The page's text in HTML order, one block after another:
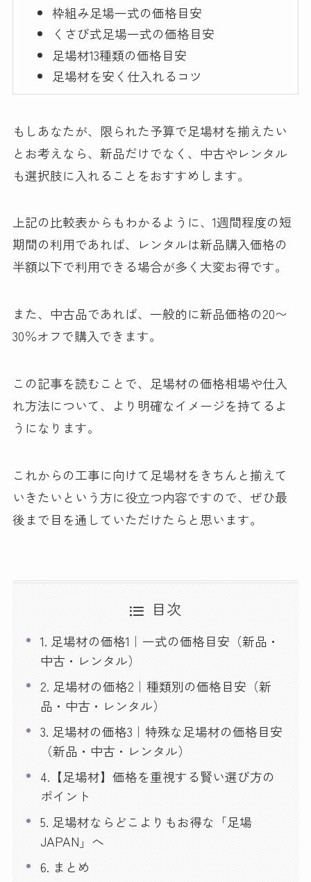
枠組み足場一式の価格目安
くさび式足場一式の価格目安
足場材13種類の価格目安
足場材を安く仕入れるコツ
もしあなたが、限られた予算で足場材を揃えたい
とお考えなら、新品だけでなく、中古やレンタル
も選択肢に入れることをおすすめします。
上記の比較表からもわかるように、1週間程度の短
期間の利用であれば、レンタルは新品購入価格の
半額以下で利用できる場合が多く大変お得です。
また、中古品であれば、一般的に新品価格の20〜
30％オフで購入できます。
この記事を読むことで、足場材の価格相場や仕入
れ方法について、より明確なイメージを持てるよ
うになります。
これからの工事に向けて足場材をきちんと揃えて
いきたいという方に役立つ内容ですので、ぜひ最
後まで目を通していただけたらと思います。
目次
1. 足場材の価格1｜一式の価格目安（新品・
中古・レンタル）
2. 足場材の価格2｜種類別の価格目安（新
品・中古・レンタル）
3. 足場材の価格3｜特殊な足場材の価格目安
（新品・中古・レンタル）
4.【足場材】価格を重視する賢い選び方の
ポイント
5. 足場材ならどこよりもお得な「足場
JAPAN」へ
6. まとめ